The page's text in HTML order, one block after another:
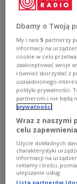
Wojna,
Prace z kolekcji
rzadko
"Władysław
najnowsza
Narodowego
przybliża
rysunki, litografie
Zobacz więcej na
Małgorzata Wosiek
Dbamy o Twoją
My i nasi5 partnerzy
informacji na
cookie w celu
zaakceptować swoje
również skorzystać z
uzasadnionego
polityki prywatności.
partnerom i nie będą
prywatności
Wraz z naszymi
celu
Użycie dokładnych
charakterystyki
informacji na
reklamy i treści,
ulepszanie usług.
Lista partnerów